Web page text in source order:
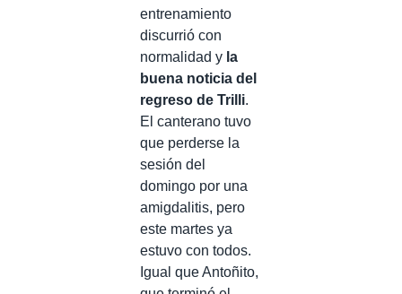
entrenamiento
discurrió con
normalidad y la
buena noticia del
regreso de Trilli.
El canterano tuvo
que perderse la
sesión del
domingo por una
amigdalitis, pero
este martes ya
estuvo con todos.
Igual que Antoñito,